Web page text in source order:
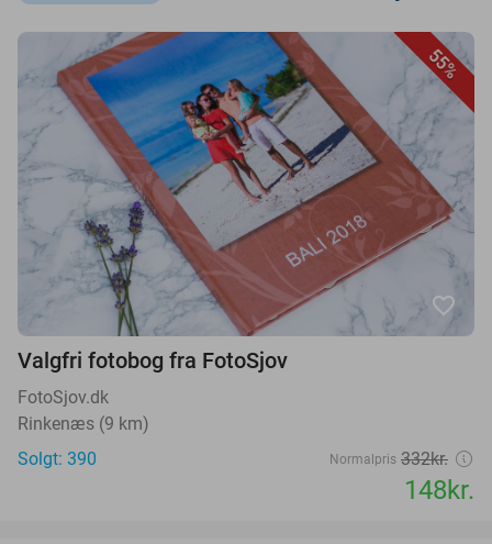
55%
favorite_border
Valgfri fotobog fra FotoSjov
FotoSjov.dk
Rinkenæs (9 km)
Solgt: 390
Normalpris 332kr.
148kr.